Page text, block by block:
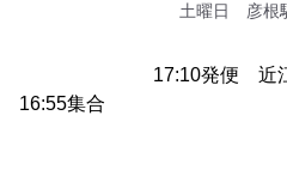
土曜日 彦根
17:10発便 近江鉄
16:55集合